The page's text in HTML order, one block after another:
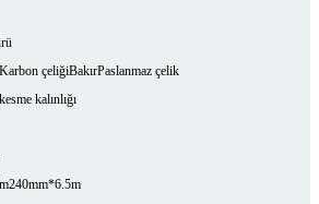
Karbon çeliğiBakırPaslanmaz çelik
kalınlığı
240mm*6.5m